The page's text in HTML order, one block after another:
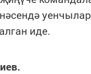
иде.